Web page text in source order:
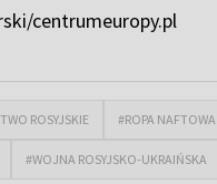
centrumeuropy.pl
ROSYJSKIE #ROPA NAFTOWA
#WOJNA ROSYJSKO-UKRAIŃSKA